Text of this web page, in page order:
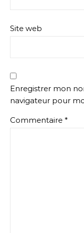
Site web
Enregistrer mon
navigateur pour
Commentaire *